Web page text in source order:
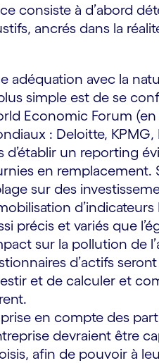
consiste à d’abord
ancrés dans la
adéquation avec la
simple est de se
Economic Forum
: Deloitte,
d’établir un reporting
en remplacement.
sur des
précis et variés que
sur la pollution de
d’actifs
et de calculer et
en compte des
devraient être
afin de pouvoir à